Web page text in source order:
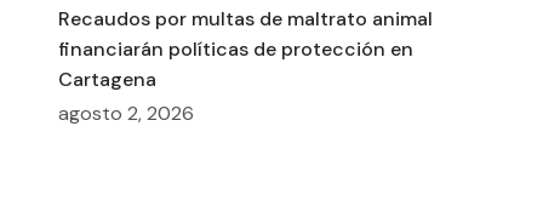
Recaudos por multas de maltrato animal
financiarán políticas de protección en
Cartagena
agosto 2, 2026